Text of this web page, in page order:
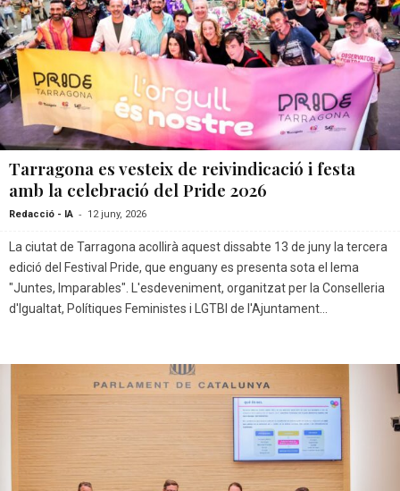
Tarragona es vesteix de reivindicació i festa
amb la celebració del Pride 2026
Redacció - IA - 12 juny, 2026
La ciutat de Tarragona acollirà aquest dissabte 13 de juny la tercera
edició del Festival Pride, que enguany es presenta sota el lema
"Juntes, Imparables". L'esdeveniment, organitzat per la Conselleria
d'Igualtat, Polítiques Feministes i LGTBI de l'Ajuntament...